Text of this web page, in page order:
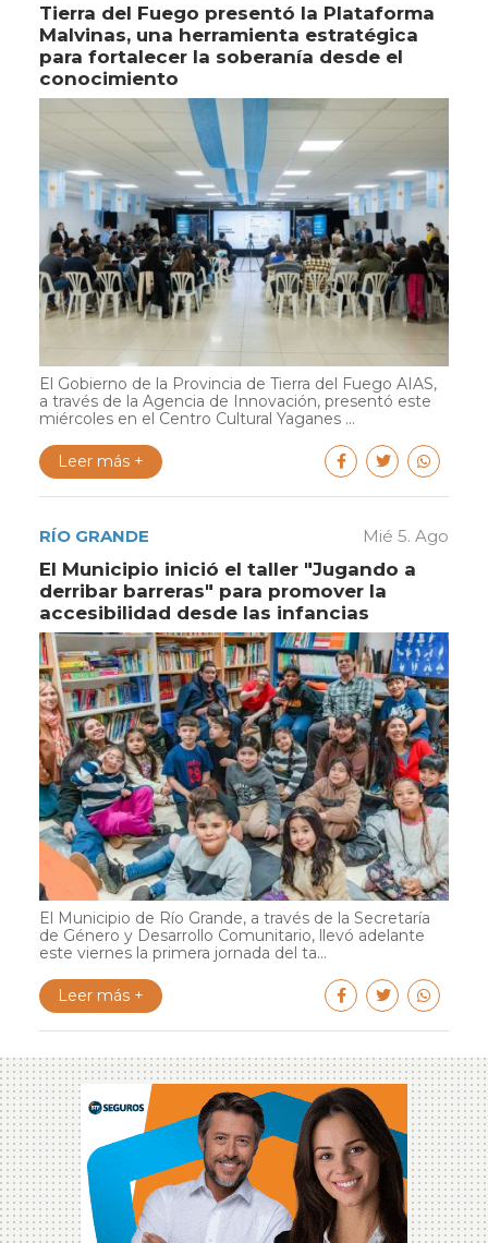
Tierra del Fuego presentó la Plataforma
Malvinas, una herramienta estratégica
para fortalecer la soberanía desde el
conocimiento
El Gobierno de la Provincia de Tierra del Fuego AIAS,
a través de la Agencia de Innovación, presentó este
miércoles en el Centro Cultural Yaganes ...
Leer más +
RÍO GRANDE Mié 5. Ago
El Municipio inició el taller "Jugando a
derribar barreras" para promover la
accesibilidad desde las infancias
El Municipio de Río Grande, a través de la Secretaría
de Género y Desarrollo Comunitario, llevó adelante
este viernes la primera jornada del ta...
Leer más +